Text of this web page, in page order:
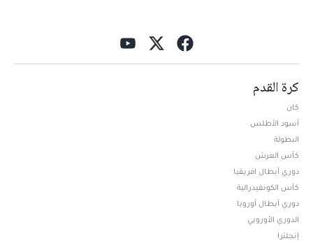
كرة القدم
كان
أسود الأطلس
البطولة
كأس العرش
دوري أبطال افريقيا
كأس الكونفيدرالية
دوري أبطال أوروبا
الدوري الأوروبي
إنجلترا